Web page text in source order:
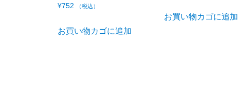
¥752 （税込）
お買い物カゴに追加
お買い物カゴに追加